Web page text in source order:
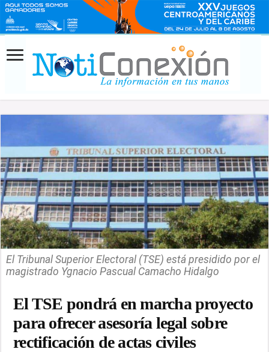
El Tribunal Superior Electoral (TSE) está presidido por el
magistrado Ygnacio Pascual Camacho Hidalgo
El TSE pondrá en marcha proyecto
para ofrecer asesoría legal sobre
rectificación de actas civiles